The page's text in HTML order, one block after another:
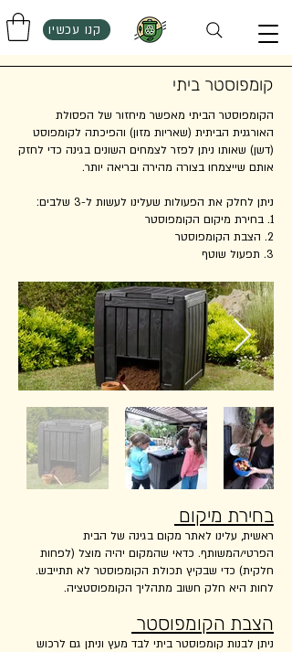
קנו עכשיו
קומפוסטר ביתי
הקומפוסטר הביתי מאפשר מיחזור של הפסולת
האורגנית הביתית (שאריות מזון) והפיכתה לקומפוסט
(דשן) שאותו ניתן לפזר לצמחים השונים בגינה כדי לחזק
אותם שייצמחו בצורה מהירה ובריאה יותר.
ניתן לחלק את הפעולות שעלינו לעשות ל-3 שלבים:
1. בחירת מיקום הקומפוסטר
2. הצבת הקומפוסטר
3. תפעול שוטף
בחירת מיקום
ראשית, עלינו לאתר מקום בגינה של הבית
הפרטי/המשותף. כדאי שהמקום יהיה מוצל (לפחות
חלקית) כדי שבקיץ תכולת הקומפוסטר לא תתייבש.
לחות היא חלק חשוב מתהליך הקומפוסטציה.
הצבת הקומפוסטר
ניתן לבנות קומפוסטר ביתי לבד מעץ וניתן גם לרכוש